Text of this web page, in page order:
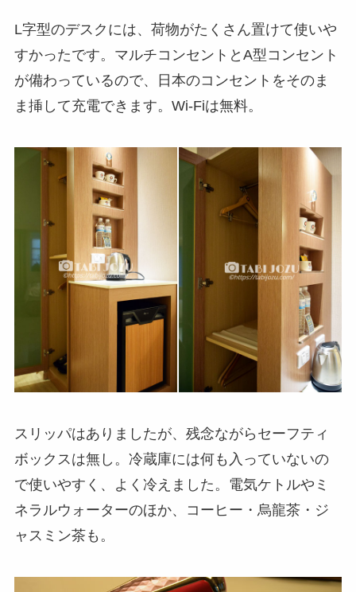
L字型のデスクには、荷物がたくさん置けて使いや
すかったです。マルチコンセントとA型コンセント
が備わっているので、日本のコンセントをそのま
ま挿して充電できます。Wi-Fiは無料。
スリッパはありましたが、残念ながらセーフティ
ボックスは無し。冷蔵庫には何も入っていないの
で使いやすく、よく冷えました。電気ケトルやミ
ネラルウォーターのほか、コーヒー・烏龍茶・ジ
ャスミン茶も。